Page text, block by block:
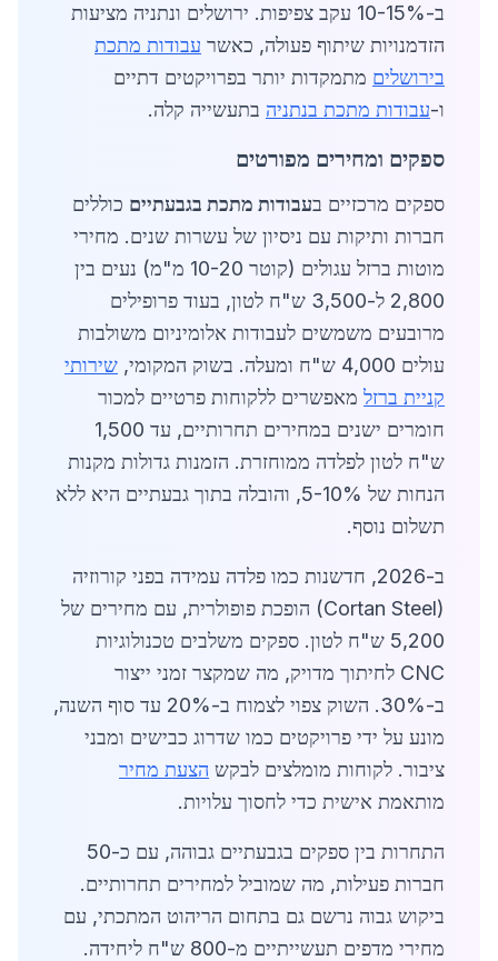
ב-10-15% עקב צפיפות. ירושלים ונתניה מציעות
הזדמנויות שיתוף פעולה, כאשר עבודות מתכת
בירושלים מתמקדות יותר בפרויקטים דתיים
ו-עבודות מתכת בנתניה בתעשייה קלה.
ספקים ומחירים מפורטים
ספקים מרכזיים בעבודות מתכת בגבעתיים כוללים
חברות ותיקות עם ניסיון של עשרות שנים. מחירי
מוטות ברזל עגולים (קוטר 10-20 מ"מ) נעים בין
2,800 ל-3,500 ש"ח לטון, בעוד פרופילים
מרובעים משמשים לעבודות אלומיניום משולבות
עולים 4,000 ש"ח ומעלה. בשוק המקומי,
שירותי
קניית ברזל מאפשרים ללקוחות פרטיים למכור
חומרים ישנים במחירים תחרותיים, עד 1,500
ש"ח לטון לפלדה ממוחזרת. הזמנות גדולות מקנות
הנחות של 5-10%, והובלה בתוך גבעתיים היא ללא
תשלום נוסף.
ב-2026, חדשנות כמו פלדה עמידה בפני קורוזיה
(Cortan Steel) הופכת פופולרית, עם מחירים של
5,200 ש"ח לטון. ספקים משלבים טכנולוגיות
CNC לחיתוך מדויק, מה שמקצר זמני ייצור
ב-30%. השוק צפוי לצמוח ב-20% עד סוף השנה,
מונע על ידי פרויקטים כמו שדרוג כבישים ומבני
ציבור. לקוחות מומלצים לבקש הצעת מחיר
מותאמת אישית כדי לחסוך עלויות.
התחרות בין ספקים בגבעתיים גבוהה, עם כ-50
חברות פעילות, מה שמוביל למחירים תחרותיים.
ביקוש גבוה נרשם גם בתחום הריהוט המתכתי, עם
מחירי מדפים תעשייתיים מ-800 ש"ח ליחידה.